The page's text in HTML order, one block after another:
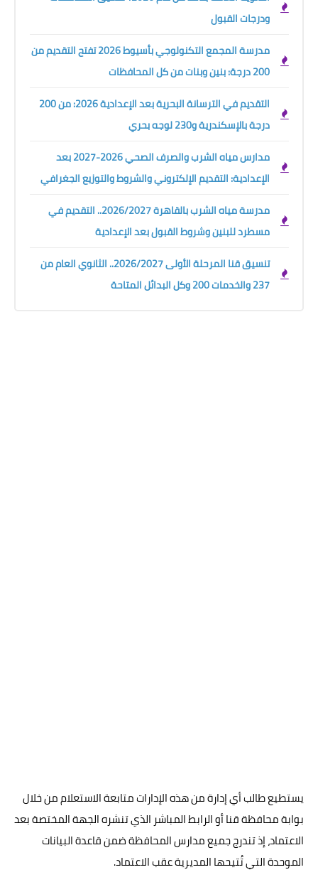
ودرجات القبول
مدرسة المجمع التكنولوجي بأسيوط 2026 تفتح التقديم من
200 درجة: بنين وبنات من كل المحافظات
التقديم في الترسانة البحرية بعد الإعدادية 2026: من 200
درجة بالإسكندرية و230 لوجه بحري
مدارس مياه الشرب والصرف الصحي 2026-2027 بعد
الإعدادية: التقديم الإلكتروني والشروط والتوزيع الجغرافي
مدرسة مياه الشرب بالقاهرة 2026/2027.. التقديم في
مسطرد للبنين وشروط القبول بعد الإعدادية
تنسيق قنا المرحلة الأولى 2026/2027.. الثانوي العام من
237 والخدمات 200 وكل البدائل المتاحة
يستطيع طالب أي إدارة من هذه الإدارات متابعة الاستعلام من خلال
بوابة محافظة قنا أو الرابط المباشر الذي تنشره الجهة المختصة بعد
الاعتماد، إذ تندرج جميع مدارس المحافظة ضمن قاعدة البيانات
الموحدة التي تُتيحها المديرية عقب الاعتماد.